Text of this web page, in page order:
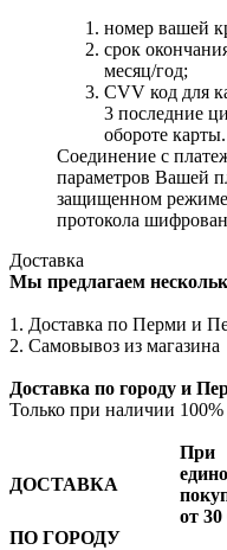
номер вашей
cрок
месяц/год;
CVV код для
3 последние
обороте карты.
Соединение с
параметров Вашей
защищенном режиме
протокола
Доставка
Мы предлагаем
1. Доставка по Перми и
2. Самовывоз из магазина
Доставка по городу и
Только при наличии 100%
ДОСТАВКА
При
от
ПО ГОРОДУ